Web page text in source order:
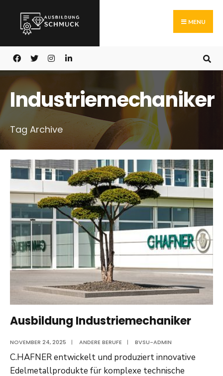
Skip
content
MENU
Industriemechaniker
Tag Archive
Ausbildung Industriemechaniker
NOVEMBER 24, 2025 | ANDERE BERUFE | BVSU-ADMIN
C.HAFNER entwickelt und produziert innovative
Edelmetallprodukte für komplexe technische
for: